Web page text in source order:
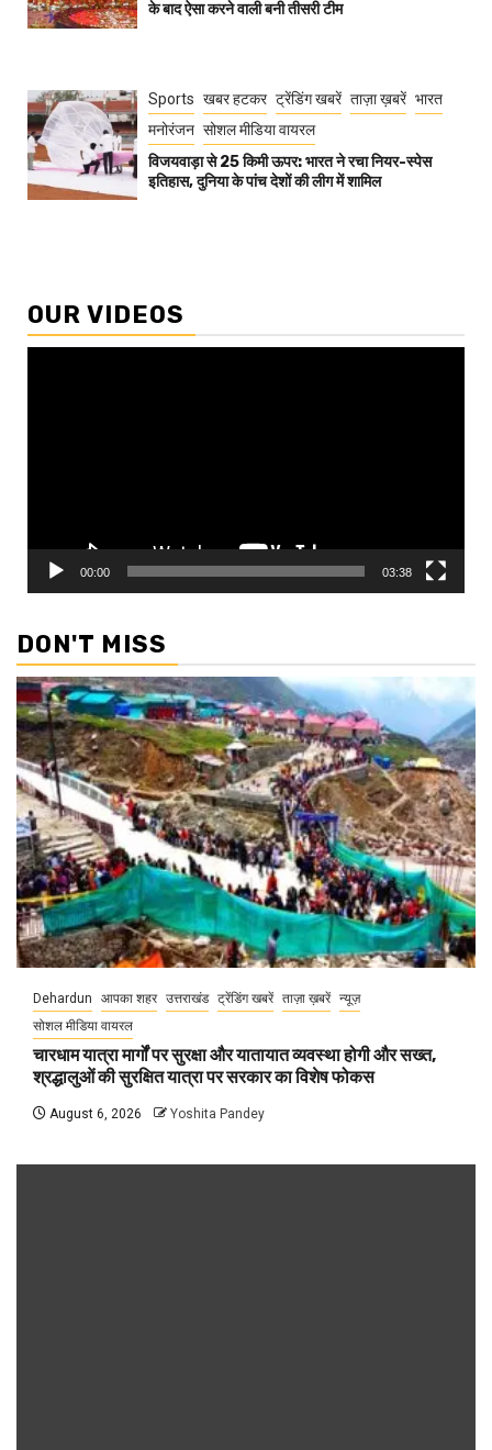
के बाद ऐसा करने वाली बनी तीसरी टीम
Sports खबर हटकर ट्रेंडिंग खबरें ताज़ा ख़बरें भारत
मनोरंजन सोशल मीडिया वायरल
विजयवाड़ा से 25 किमी ऊपर: भारत ने रचा नियर-स्पेस
इतिहास, दुनिया के पांच देशों की लीग में शामिल
OUR VIDEOS
00:00 03:38
DON'T MISS
Dehardun आपका शहर उत्तराखंड ट्रेंडिंग खबरें ताज़ा ख़बरें न्यूज़
सोशल मीडिया वायरल
चारधाम यात्रा मार्गों पर सुरक्षा और यातायात व्यवस्था होगी और सख्त,
श्रद्धालुओं की सुरक्षित यात्रा पर सरकार का विशेष फोकस
August 6, 2026 Yoshita Pandey